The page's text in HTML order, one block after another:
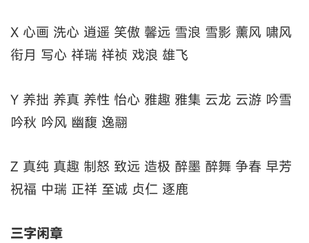
X 心画 洗心 逍遥 笑傲 馨远 雪浪 雪影 薰风 啸风
衔月 写心 祥瑞 祥祯 戏浪 雄飞
Y 养拙 养真 养性 怡心 雅趣 雅集 云龙 云游 吟雪
吟秋 吟风 幽馥 逸翮
Z 真纯 真趣 制怒 致远 造极 醉墨 醉舞 争春 早芳
祝福 中瑞 正祥 至诚 贞仁 逐鹿
三字闲章